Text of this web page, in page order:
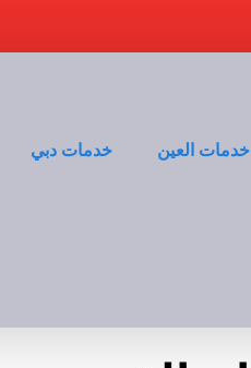
خدمات العين خدمات دبي